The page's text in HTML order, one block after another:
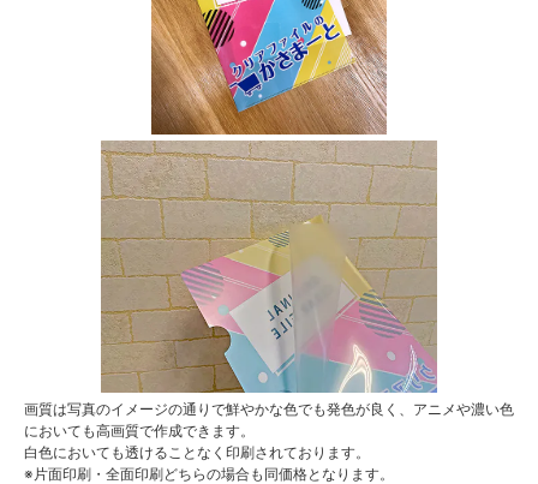
画質は写真のイメージの通りで鮮やかな色でも発色が良く、アニメや濃い色
においても高画質で作成できます。
白色においても透けることなく印刷されております。
※片面印刷・全面印刷どちらの場合も同価格となります。